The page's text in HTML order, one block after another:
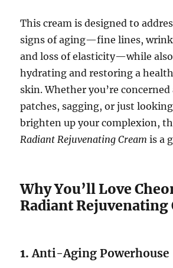
This cream is designed to
signs of aging—fine lines,
and loss of elasticity—while
hydrating and restoring a
skin. Whether you’re
patches, sagging, or just
brighten up your complexion,
Radiant Rejuvenating Cream is a
Why You’ll Love
Radiant Rejuvenating
1.Anti-Aging Powerhouse